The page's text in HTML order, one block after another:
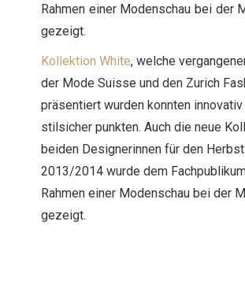
Rahmen einer Modenschau bei der
gezeigt.
Kollektion White, welche
der Mode Suisse und den Zurich
präsentiert wurden konnten innovativ
stilsicher punkten. Auch die neue
beiden Designerinnen für den
2013/2014 wurde dem
Rahmen einer Modenschau bei der
gezeigt.